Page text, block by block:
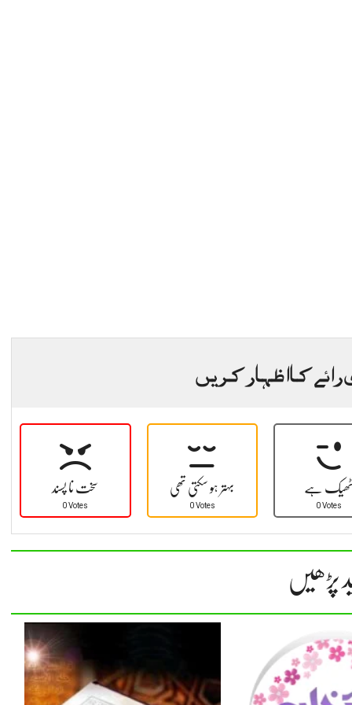
کا اظہار کریں
سخت نا پسند
0 Votes
بہتر ہو سکتی تھی
0 Votes
ہے
0 Votes
پڑھیں